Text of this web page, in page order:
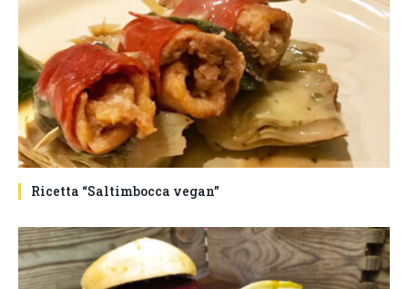
Ricetta “Saltimbocca vegan”